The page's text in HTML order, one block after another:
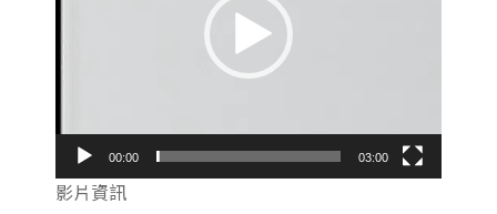
00:00 03:00
影片資訊